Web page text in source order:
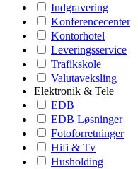
Indgravering
Konferencecenter
Kontorhotel
Leveringsservice
Trafikskole
Valutaveksling
Elektronik & Tele
EDB
EDB Løsninger
Fotoforretninger
Hifi & Tv
Husholding